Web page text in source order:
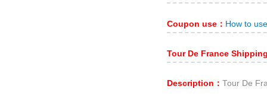
Coupon use： How to
Tour De France
Description： Tour De